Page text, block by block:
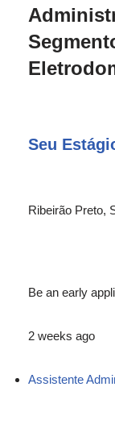
Seu
Ribeirão Preto,
Be an early
2 weeks ago
Assistente